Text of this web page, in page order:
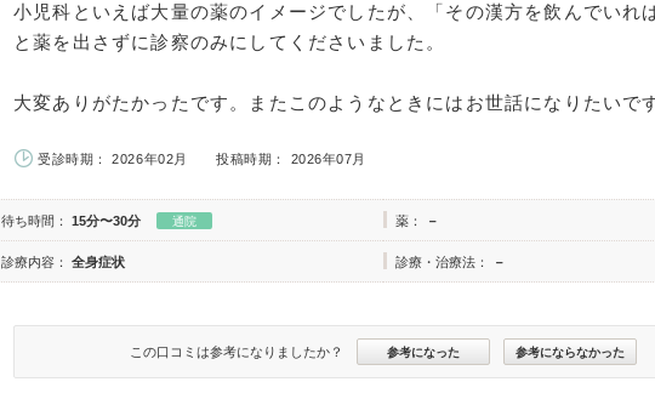
小児科といえば大量の薬のイメージでしたが、「その漢方を飲んでいれ
と薬を出さずに診察のみにしてくださいました。
大変ありがたかったです。またこのようなときにはお世話になりたいで
受診時期： 2026年02月 投稿時期： 2026年07月
待ち時間： 15分〜30分 通院 薬： －
診療内容： 全身症状 診療・治療法： －
この口コミは参考になりましたか？ 参考になった 参考にならなかった